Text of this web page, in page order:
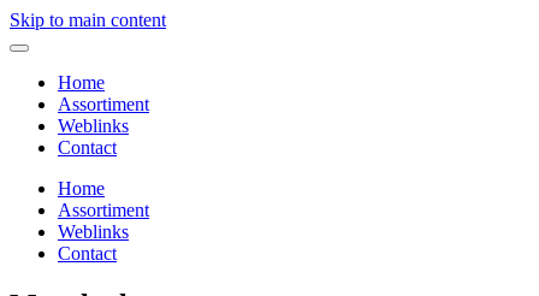
Skip to main content
Home
Assortiment
Weblinks
Contact
Home
Assortiment
Weblinks
Contact